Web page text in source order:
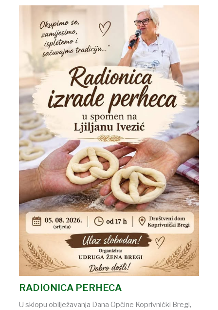
RADIONICA PERHECA
U sklopu obilježavanja Dana Općine Koprivnički Bregi,